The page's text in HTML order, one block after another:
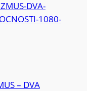
– DVA